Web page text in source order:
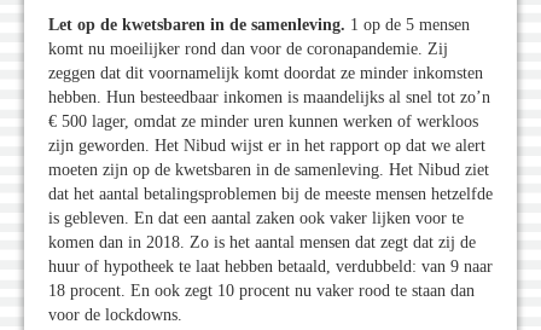
Let op de kwetsbaren in de samenleving. 1 op de 5 mensen
komt nu moeilijker rond dan voor de coronapandemie. Zij
zeggen dat dit voornamelijk komt doordat ze minder inkomsten
hebben. Hun besteedbaar inkomen is maandelijks al snel tot zo’n
€ 500 lager, omdat ze minder uren kunnen werken of werkloos
zijn geworden. Het Nibud wijst er in het rapport op dat we alert
moeten zijn op de kwetsbaren in de samenleving. Het Nibud ziet
dat het aantal betalingsproblemen bij de meeste mensen hetzelfde
is gebleven. En dat een aantal zaken ook vaker lijken voor te
komen dan in 2018. Zo is het aantal mensen dat zegt dat zij de
huur of hypotheek te laat hebben betaald, verdubbeld: van 9 naar
18 procent. En ook zegt 10 procent nu vaker rood te staan dan
voor de lockdowns.